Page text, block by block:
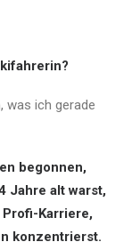
was ich gerade
begonnen,
Jahre alt warst,
Karriere,
konzentrierst.